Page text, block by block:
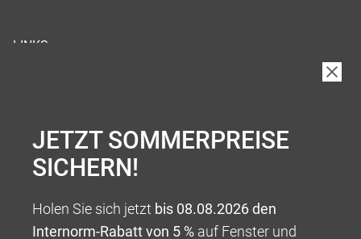
LINKS
JETZT SOMMERPREISE
SICHERN!
Holen Sie sich jetzt bis 08.08.2026 den
Internorm-Rabatt von 5 % auf Fenster und